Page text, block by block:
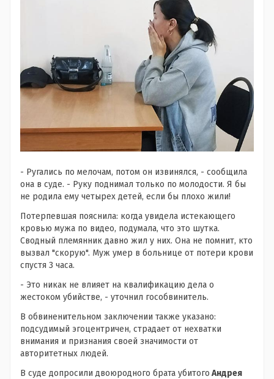
- Ругались по мелочам, потом он извинялся, - сообщила
она в суде. - Руку поднимал только по молодости. Я бы
не родила ему четырех детей, если бы плохо жили!
Потерпевшая пояснила: когда увидела истекающего
кровью мужа по видео, подумала, что это шутка.
Сводный племянник давно жил у них. Она не помнит, кто
вызвал "скорую". Муж умер в больнице от потери крови
спустя 3 часа.
- Это никак не влияет на квалификацию дела о
жестоком убийстве, - уточнил гособвинитель.
В обвиненительном заключении также указано:
подсудимый эгоцентричен, страдает от нехватки
внимания и признания своей значимости от
авторитетных людей.
В суде допросили двоюродного брата убитого Андрея